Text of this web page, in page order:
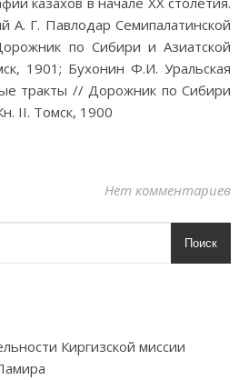
А. Г. Павлодар Семипалатинской
по Сибири и Азиатской
1901; Бухонин Ф.И. Уральская
тракты // Дорожник по Сибири
II. Томск, 1900
Нет комментариев
Поиск
Киргизской миссии